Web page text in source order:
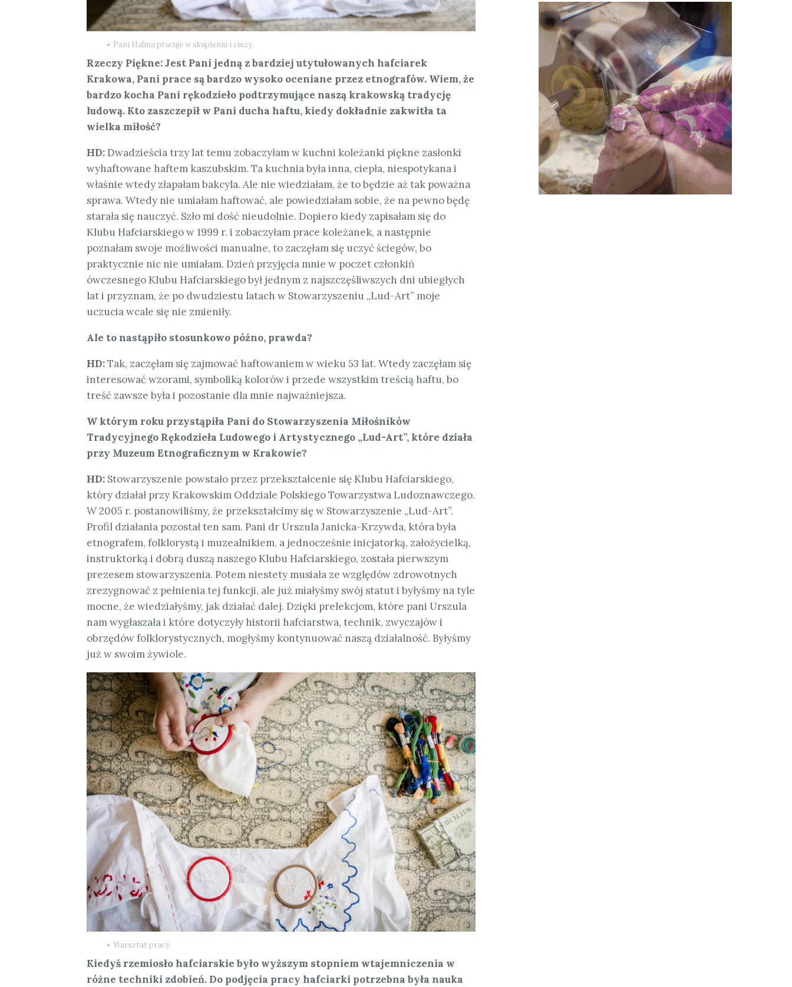
Pani Halina pracuje w skupieniu i ciszy.
Rzeczy Piękne: Jest Pani jedną z bardziej utytułowanych hafciarek
Krakowa, Pani prace są bardzo wysoko oceniane przez etnografów. Wiem, że
bardzo kocha Pani rękodzieło podtrzymujące naszą krakowską tradycję
ludową. Kto zaszczepił w Pani ducha haftu, kiedy dokładnie zakwitła ta
wielka miłość?
HD: Dwadzieścia trzy lat temu zobaczyłam w kuchni koleżanki piękne zasłonki
wyhaftowane haftem kaszubskim. Ta kuchnia była inna, ciepła, niespotykana i
właśnie wtedy złapałam bakcyla. Ale nie wiedziałam, że to będzie aż tak poważna
sprawa. Wtedy nie umiałam haftować, ale powiedziałam sobie, że na pewno będę
starała się nauczyć. Szło mi dość nieudolnie. Dopiero kiedy zapisałam się do
Klubu Hafciarskiego w 1999 r. i zobaczyłam prace koleżanek, a następnie
poznałam swoje możliwości manualne, to zaczęłam się uczyć ściegów, bo
praktycznie nic nie umiałam. Dzień przyjęcia mnie w poczet członkiń
ówczesnego Klubu Hafciarskiego był jednym z najszczęśliwszych dni ubiegłych
lat i przyznam, że po dwudziestu latach w Stowarzyszeniu „Lud-Art” moje
uczucia wcale się nie zmieniły.
Ale to nastąpiło stosunkowo późno, prawda?
HD:Tak, zaczęłam się zajmować haftowaniem w wieku 53 lat. Wtedy zaczęłam się
interesować wzorami, symboliką kolorów i przede wszystkim treścią haftu, bo
treść zawsze była i pozostanie dla mnie najważniejsza.
W którym roku przystąpiła Pani do Stowarzyszenia Miłośników
Tradycyjnego Rękodzieła Ludowego i Artystycznego „Lud-Art”, które działa
przy Muzeum Etnograficznym w Krakowie?
HD: Stowarzyszenie powstało przez przekształcenie się Klubu Hafciarskiego,
który działał przy Krakowskim Oddziale Polskiego Towarzystwa Ludoznawczego.
W 2005 r. postanowiliśmy, że przekształcimy się w Stowarzyszenie „Lud-Art”.
Profil działania pozostał ten sam. Pani dr Urszula Janicka-Krzywda, która była
etnografem, folklorystą i muzealnikiem, a jednocześnie inicjatorką, założycielką,
instruktorką i dobrą duszą naszego Klubu Hafciarskiego, została pierwszym
prezesem stowarzyszenia. Potem niestety musiała ze względów zdrowotnych
zrezygnować z pełnienia tej funkcji, ale już miałyśmy swój statut i byłyśmy na tyle
mocne, że wiedziałyśmy, jak działać dalej. Dzięki prelekcjom, które pani Urszula
nam wygłaszała i które dotyczyły historii hafciarstwa, technik, zwyczajów i
obrzędów folklorystycznych, mogłyśmy kontynuować naszą działalność. Byłyśmy
już w swoim żywiole.
Warsztat pracy.
Kiedyś rzemiosło hafciarskie było wyższym stopniem wtajemniczenia w
różne techniki zdobień. Do podjęcia pracy hafciarki potrzebna była nauka